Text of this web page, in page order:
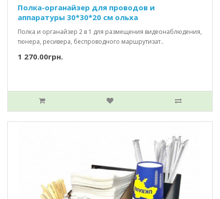
Полка-органайзер для проводов и
аппаратуры 30*30*20 см ольха
Полка и органайзер 2 в 1 для размещения видеонаблюдения,
тюнера, ресивера, беспроводного маршрутизат..
1 270.00грн.